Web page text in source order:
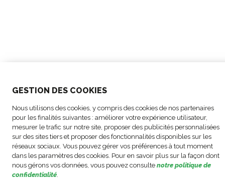
GESTION DES COOKIES
Nous utilisons des cookies, y compris des cookies de nos partenaires
pour les finalités suivantes : améliorer votre expérience utilisateur,
mesurer le trafic sur notre site, proposer des publicités personnalisées
sur des sites tiers et proposer des fonctionnalités disponibles sur les
réseaux sociaux. Vous pouvez gérer vos préférences à tout moment
dans les paramètres des cookies. Pour en savoir plus sur la façon dont
nous gérons vos données, vous pouvez consulte notre politique de
confidentialité.